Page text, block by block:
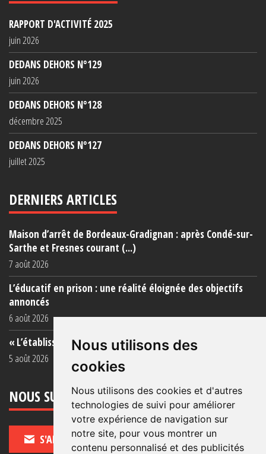
Nous utilisons des
cookies
Nous utilisons des cookies et d'autres
technologies de suivi pour améliorer
votre expérience de navigation sur
notre site, pour vous montrer un
contenu personnalisé et des publicités
RAPPORT D'ACTIVITÉ 2025
juin 2026
DEDANS DEHORS N°129
juin 2026
DEDANS DEHORS N°128
décembre 2025
DEDANS DEHORS N°127
juillet 2025
DERNIERS ARTICLES
Maison d’arrêt de Bordeaux-Gradignan : après Condé-sur-
Sarthe et Fresnes courant (...)
7 août 2026
L’éducatif en prison : une réalité éloignée des objectifs
annoncés
6 août 2026
« L’établissement est une porcherie totale »
5 août 2026
NOUS SUIVRE
S'ABONNER